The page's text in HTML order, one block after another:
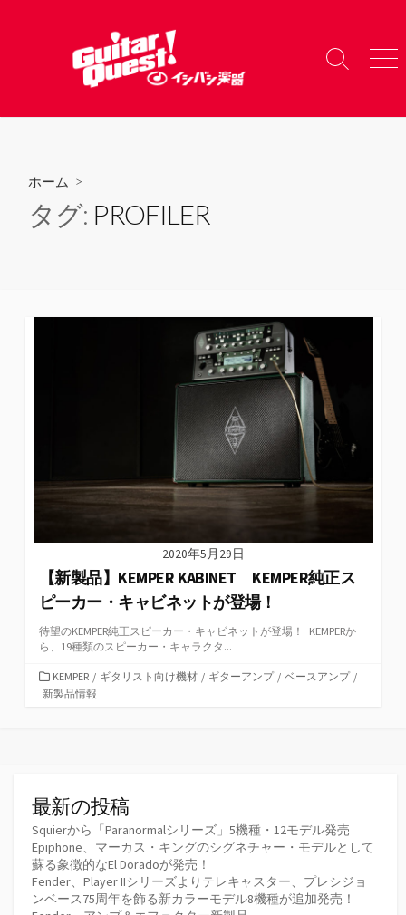
へ
検
り
メ
ー
ホーム >
タグ: PROFILER
2020年5月29日
【新製品】KEMPER KABINET KEMPER純正ス
ピーカー・キャビネットが登場！
待望のKEMPER純正スピーカー・キャビネットが登場！ KEMPERか
ら、19種類のスピーカー・キャラクタ...
カ
テ
KEMPER / ギタリスト向け機材 / ギターアンプ / ベースアンプ /
新製品情報
最新の投稿
Squierから「Paranormalシリーズ」5機種・12モデル発売
Epiphone、マーカス・キングのシグネチャー・モデルとして
蘇る象徴的なEl Doradoが発売！
Fender、Player IIシリーズよりテレキャスター、プレシジョ
ンベース75周年を飾る新カラーモデル8機種が追加発売！